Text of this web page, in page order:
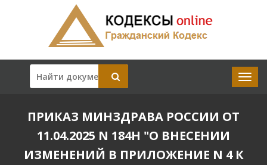
ПРИКАЗ МИНЗДРАВА РОССИИ ОТ
11.04.2025 N 184Н "О ВНЕСЕНИИ
ИЗМЕНЕНИЙ В ПРИЛОЖЕНИЕ N 4 К